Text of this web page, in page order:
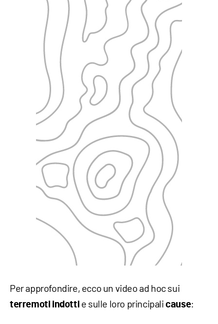
Per approfondire, ecco un video ad hoc sui
terremoti indotti e sulle loro principalicause: